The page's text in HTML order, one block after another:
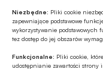
Niezbędne: Pliki cookie
zapewniające podstawowe
wykorzystywanie
tez dostęp do jej obszarów
Funkcjonalne: Pliki cookie,
udostępnianie zawartości strony
Nik Storonsky /
Revolut